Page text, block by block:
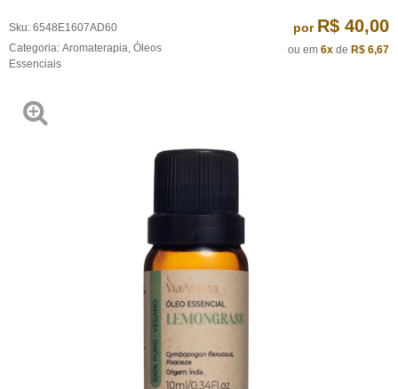
Sku: 6548E1607AD60
Categoria: Aromaterapia Óleos
Essenciais
por R$ 40,00
ou em 6x de R$ 6,67